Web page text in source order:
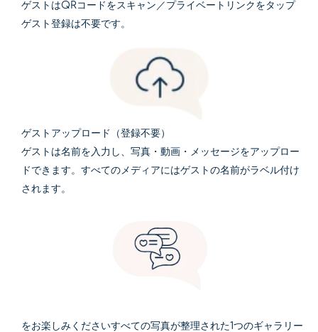
ゲストはQRコードをスキャン／プライベートリンクをタップ
ゲスト登録は不要です。
ゲストアップロード（登録不要）
ゲストは名前を入力し、写真・動画・メッセージをアップロー
ドできます。すべてのメディアにはゲストの名前がラベル付け
されます。
をお楽しみくださいすべての写真が整理された1つのギャラリー